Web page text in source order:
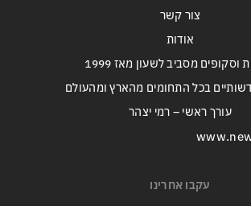
צור קשר
אודות
וסקופים מסביב לשעון מאז 1999
בכל התחומים מהארץ ומהעולם
עורך ראשי – רמי יצהר
עקבו אחרינו